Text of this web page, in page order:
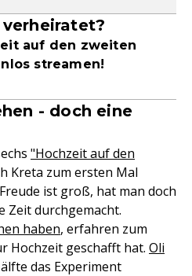
auf den zweiten
streamen!
- doch eine
"Hochzeit auf den
Kreta zum ersten Mal
ist groß, hat man doch
Zeit durchgemacht.
haben, erfahren zum
Hochzeit geschafft hat. Oli
das Experiment